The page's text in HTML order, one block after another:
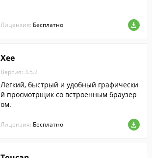
Лицензия: Бесплатно
Xee
Версия: 3.5.2
Легкий, быстрый и удобный графически
й просмотрщик со встроенным браузер
ом.
Лицензия: Бесплатно